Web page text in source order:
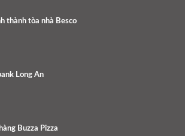
thành tòa nhà Besco
Long An
Buzza Pizza